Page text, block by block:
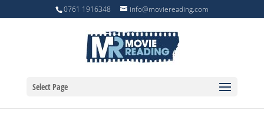
0761 1916348 info@moviereading.com
Select Page